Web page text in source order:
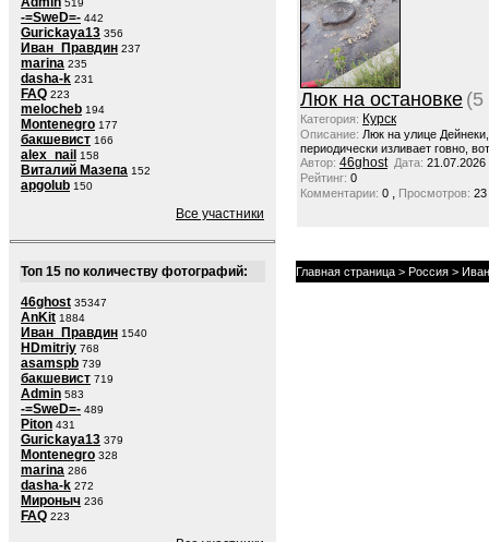
519
-=SweD=- 442
Gurickaya13 356
Иван_Правдин 237
marina 235
dasha-k 231
FAQ 223
melocheb 194
Montenegro 177
бакшевист 166
alex_nail 158
Виталий Мазепа 152
apgolub 150
Все участники
Топ 15 по количеству фотографий:
46ghost 35347
AnKit 1884
Иван_Правдин 1540
HDmitriy 768
asamspb 739
бакшевист 719
Admin 583
-=SweD=- 489
Piton 431
Gurickaya13 379
Montenegro 328
marina 286
dasha-k 272
Мироныч 236
FAQ 223
Люк на остановке (5
Категория: Курск
Описание: Люк на улице
периодически изливает говно,
Автор: 46ghost Дата: 21.07.2026
Рейтинг: 0
Комментарии: 0 , Просмотров: 23
Главная страница > Россия >